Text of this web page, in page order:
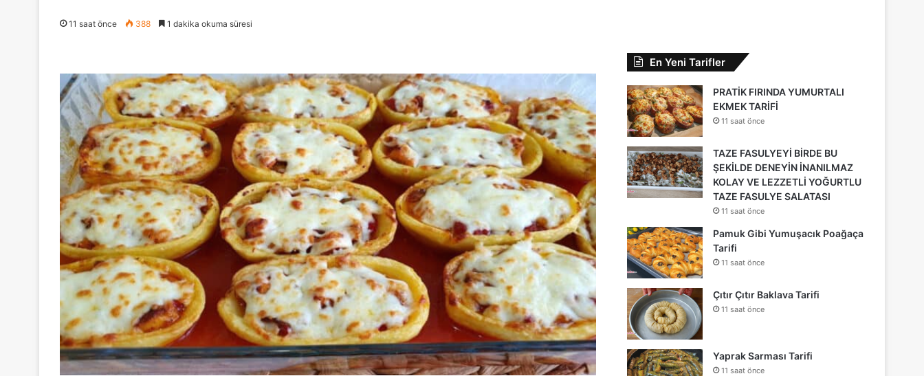
11 saat önce 388 1 dakika okuma süresi
En Yeni Tarifler
PRATİK FIRINDA YUMURTALI
EKMEK TARİFİ
11 saat önce
TAZE FASULYEYİ BİRDE BU
ŞEKİLDE DENEYİN İNANILMAZ
KOLAY VE LEZZETLİ YOĞURTLU
TAZE FASULYE SALATASI
11 saat önce
Pamuk Gibi Yumuşacık Poağaça
Tarifi
11 saat önce
Çıtır Çıtır Baklava Tarifi
11 saat önce
Yaprak Sarması Tarifi
11 saat önce